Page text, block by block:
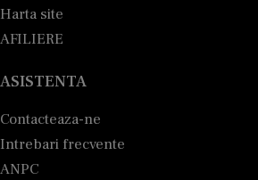
Harta site
AFILIERE
ASISTENTA
Contacteaza-ne
Intrebari frecvente
ANPC